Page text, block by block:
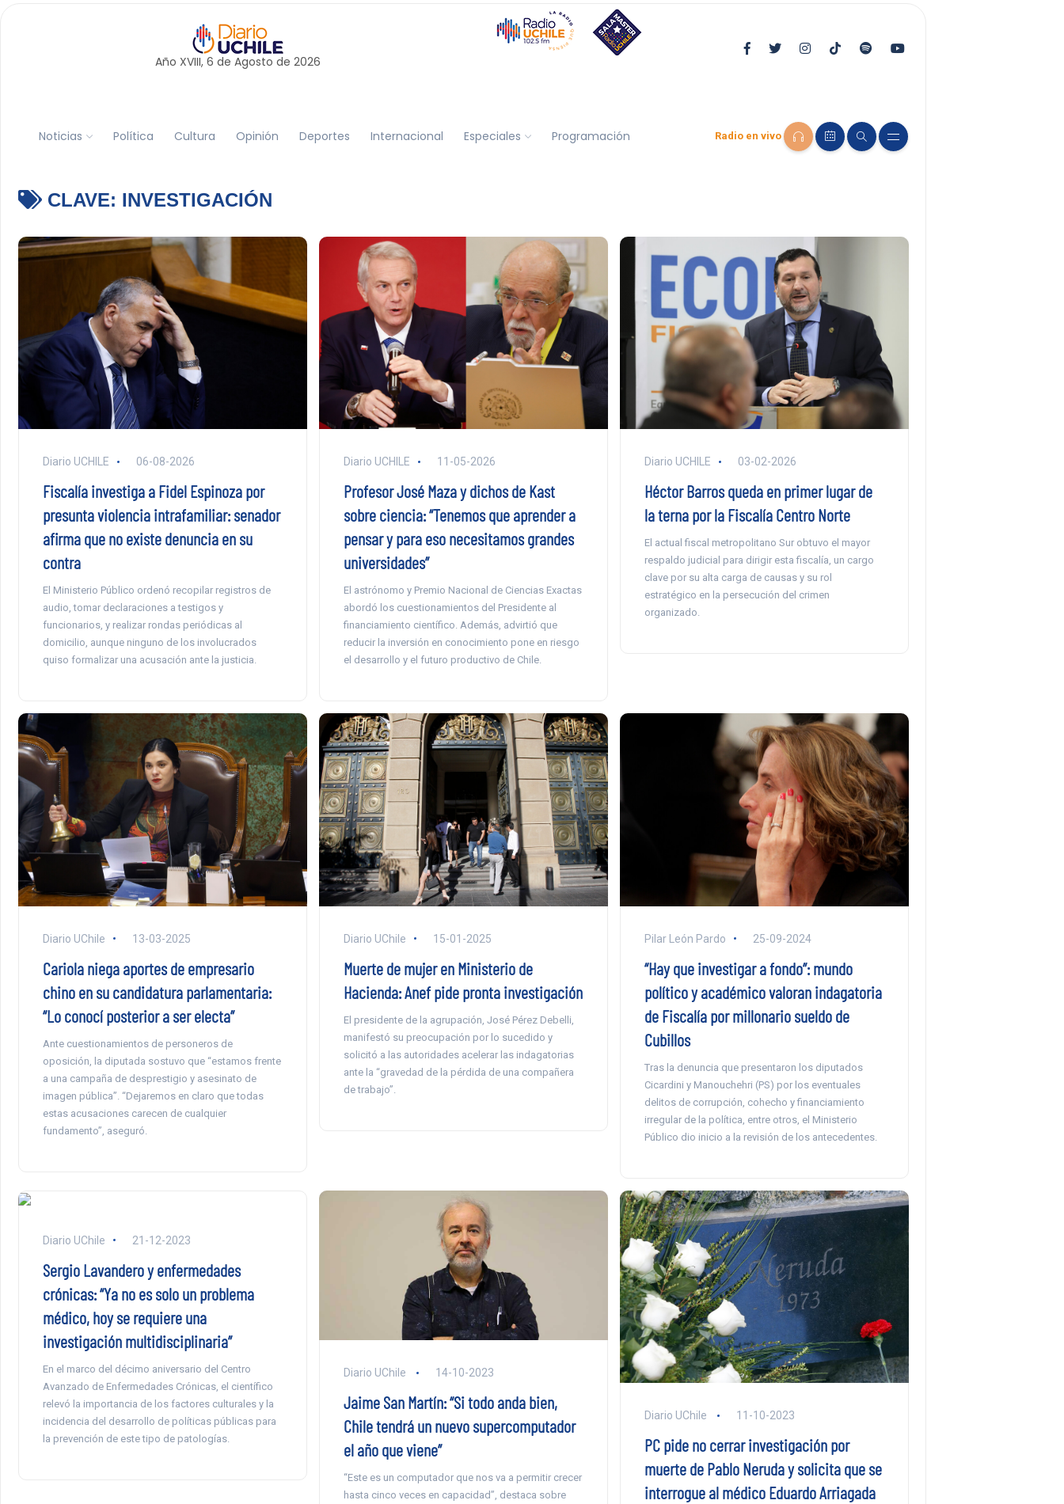
Año XVIII, 6 de Agosto de 2026
Noticias Política Cultura Opinión Deportes Internacional Especiales Programación Radio en vivo
CLAVE: INVESTIGACIÓN
Diario UCHILE 06-08-2026
Fiscalía investiga a Fidel Espinoza por
presunta violencia intrafamiliar: senador
afirma que no existe denuncia en su
contra
El Ministerio Público ordenó recopilar registros de
audio, tomar declaraciones a testigos y
funcionarios, y realizar rondas periódicas al
domicilio, aunque ninguno de los involucrados
quiso formalizar una acusación ante la justicia.
Diario UCHILE 11-05-2026
Profesor José Maza y dichos de Kast
sobre ciencia: “Tenemos que aprender a
pensar y para eso necesitamos grandes
universidades”
El astrónomo y Premio Nacional de Ciencias Exactas
abordó los cuestionamientos del Presidente al
financiamiento científico. Además, advirtió que
reducir la inversión en conocimiento pone en riesgo
el desarrollo y el futuro productivo de Chile.
Diario UCHILE 03-02-2026
Héctor Barros queda en primer lugar de
la terna por la Fiscalía Centro Norte
El actual fiscal metropolitano Sur obtuvo el mayor
respaldo judicial para dirigir esta fiscalía, un cargo
clave por su alta carga de causas y su rol
estratégico en la persecución del crimen
organizado.
Diario UChile 13-03-2025
Cariola niega aportes de empresario
chino en su candidatura parlamentaria:
“Lo conocí posterior a ser electa”
Ante cuestionamientos de personeros de
oposición, la diputada sostuvo que “estamos frente
a una campaña de desprestigio y asesinato de
imagen pública”. “Dejaremos en claro que todas
estas acusaciones carecen de cualquier
fundamento”, aseguró.
Diario UChile 15-01-2025
Muerte de mujer en Ministerio de
Hacienda: Anef pide pronta investigación
El presidente de la agrupación, José Pérez Debelli,
manifestó su preocupación por lo sucedido y
solicitó a las autoridades acelerar las indagatorias
ante la “gravedad de la pérdida de una compañera
de trabajo”.
Pilar León Pardo 25-09-2024
“Hay que investigar a fondo”: mundo
político y académico valoran indagatoria
de Fiscalía por millonario sueldo de
Cubillos
Tras la denuncia que presentaron los diputados
Cicardini y Manouchehri (PS) por los eventuales
delitos de corrupción, cohecho y financiamiento
irregular de la política, entre otros, el Ministerio
Público dio inicio a la revisión de los antecedentes.
Diario UChile 21-12-2023
Sergio Lavandero y enfermedades
crónicas: “Ya no es solo un problema
médico, hoy se requiere una
investigación multidisciplinaria”
En el marco del décimo aniversario del Centro
Avanzado de Enfermedades Crónicas, el científico
relevó la importancia de los factores culturales y la
incidencia del desarrollo de políticas públicas para
la prevención de este tipo de patologías.
Diario UChile 14-10-2023
Jaime San Martín: “Si todo anda bien,
Chile tendrá un nuevo supercomputador
el año que viene”
“Este es un computador que nos va a permitir crecer
hasta cinco veces en capacidad”, destaca sobre
Diario UChile 11-10-2023
PC pide no cerrar investigación por
muerte de Pablo Neruda y solicita que se
interrogue al médico Eduardo Arriagada